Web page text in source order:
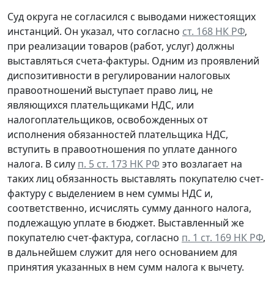
Суд округа не согласился с выводами нижестоящих
инстанций. Он указал, что согласно ст. 168 НК РФ,
при реализации товаров (работ, услуг) должны
выставляться счета-фактуры. Одним из проявлений
диспозитивности в регулировании налоговых
правоотношений выступает право лиц, не
являющихся плательщиками НДС, или
налогоплательщиков, освобожденных от
исполнения обязанностей плательщика НДС,
вступить в правоотношения по уплате данного
налога. В силу п. 5 ст. 173 НК РФ это возлагает на
таких лиц обязанность выставлять покупателю счет-
фактуру с выделением в нем суммы НДС и,
соответственно, исчислять сумму данного налога,
подлежащую уплате в бюджет. Выставленный же
покупателю счет-фактура, согласно п. 1 ст. 169 НК РФ,
в дальнейшем служит для него основанием для
принятия указанных в нем сумм налога к вычету.